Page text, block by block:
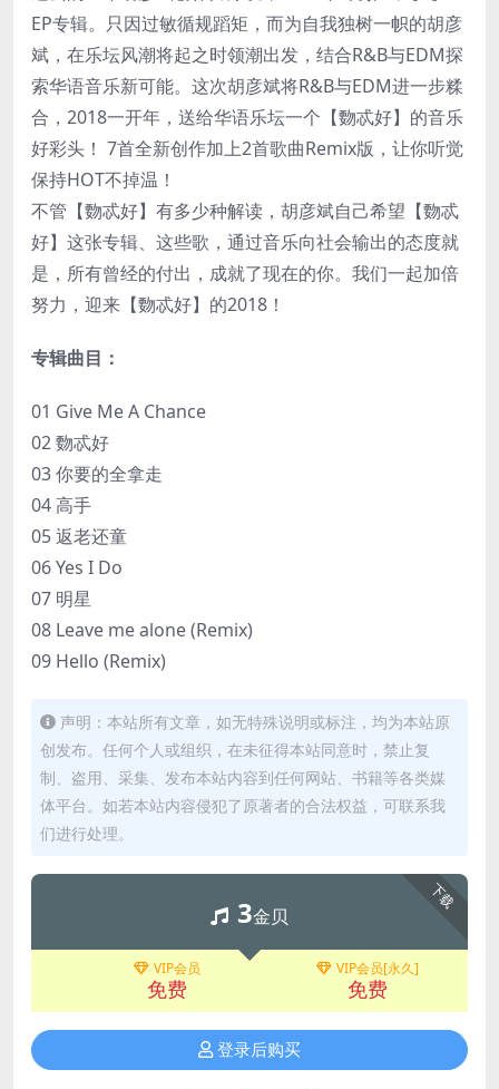
EP专辑。只因过敏循规蹈矩，而为自我独树一帜的胡彦
斌，在乐坛风潮将起之时领潮出发，结合R&B与EDM探
索华语音乐新可能。这次胡彦斌将R&B与EDM进一步糅
合，2018一开年，送给华语乐坛一个【覅忒好】的音乐
好彩头！ 7首全新创作加上2首歌曲Remix版，让你听觉
保持HOT不掉温！
不管【覅忒好】有多少种解读，胡彦斌自己希望【覅忒
好】这张专辑、这些歌，通过音乐向社会输出的态度就
是，所有曾经的付出，成就了现在的你。我们一起加倍
努力，迎来【覅忒好】的2018！
专辑曲目：
01 Give Me A Chance
02 覅忒好
03 你要的全拿走
04 高手
05 返老还童
06 Yes I Do
07 明星
08 Leave me alone (Remix)
09 Hello (Remix)
声明：本站所有文章，如无特殊说明或标注，均为本站原
创发布。任何个人或组织，在未征得本站同意时，禁止复
制、盗用、采集、发布本站内容到任何网站、书籍等各类媒
体平台。如若本站内容侵犯了原著者的合法权益，可联系我
们进行处理。
下载
3金贝
VIP会员
免费
VIP会员[永久]
免费
登录后购买